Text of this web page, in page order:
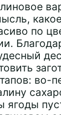
по
во-
ягоды